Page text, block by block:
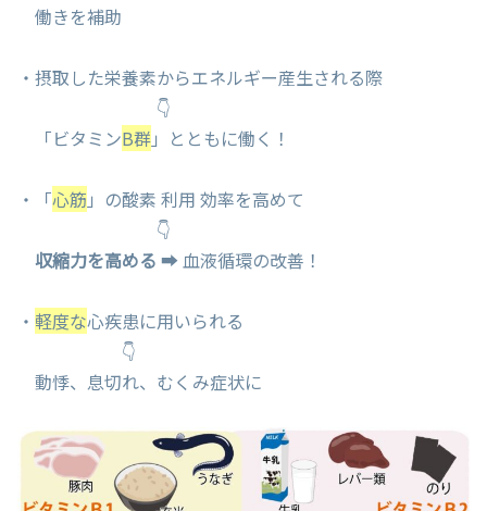
働きを補助
・摂取した栄養素からエネルギー産生される際
👇
「ビタミンB群」とともに働く！
・「心筋 」の酸素 利用 効率を高めて
👇
収縮力を高める ➡ 血液循環の改善！
・ 軽度な心疾患に用いられる
👇
動悸、息切れ、むくみ症状に